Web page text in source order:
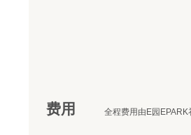
费用 全程费用由E园EPARK